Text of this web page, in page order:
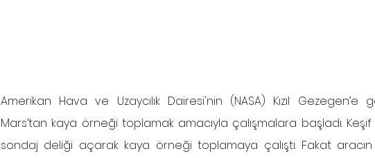
Amerikan Hava ve Uzaycılık Dairesi'nin (NASA) Kızıl
Mars’tan kaya örneği toplamak amacıyla çalışmalara başladı. Keşif
sondaj deliği açarak kaya örneği toplamaya çalıştı. Fakat